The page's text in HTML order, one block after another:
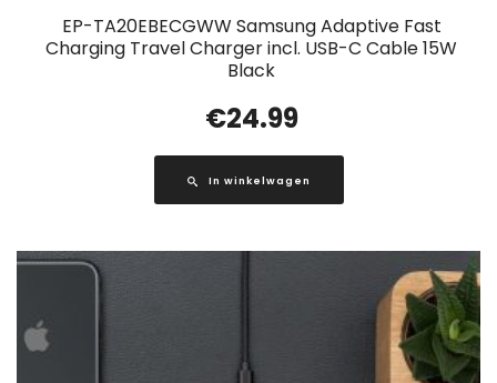
EP-TA20EBECGWW Samsung Adaptive Fast
Charging Travel Charger incl. USB-C Cable 15W
Black
€24.99
In winkelwagen